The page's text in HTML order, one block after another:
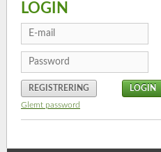
LOGIN
REGISTRERING
Glemt password